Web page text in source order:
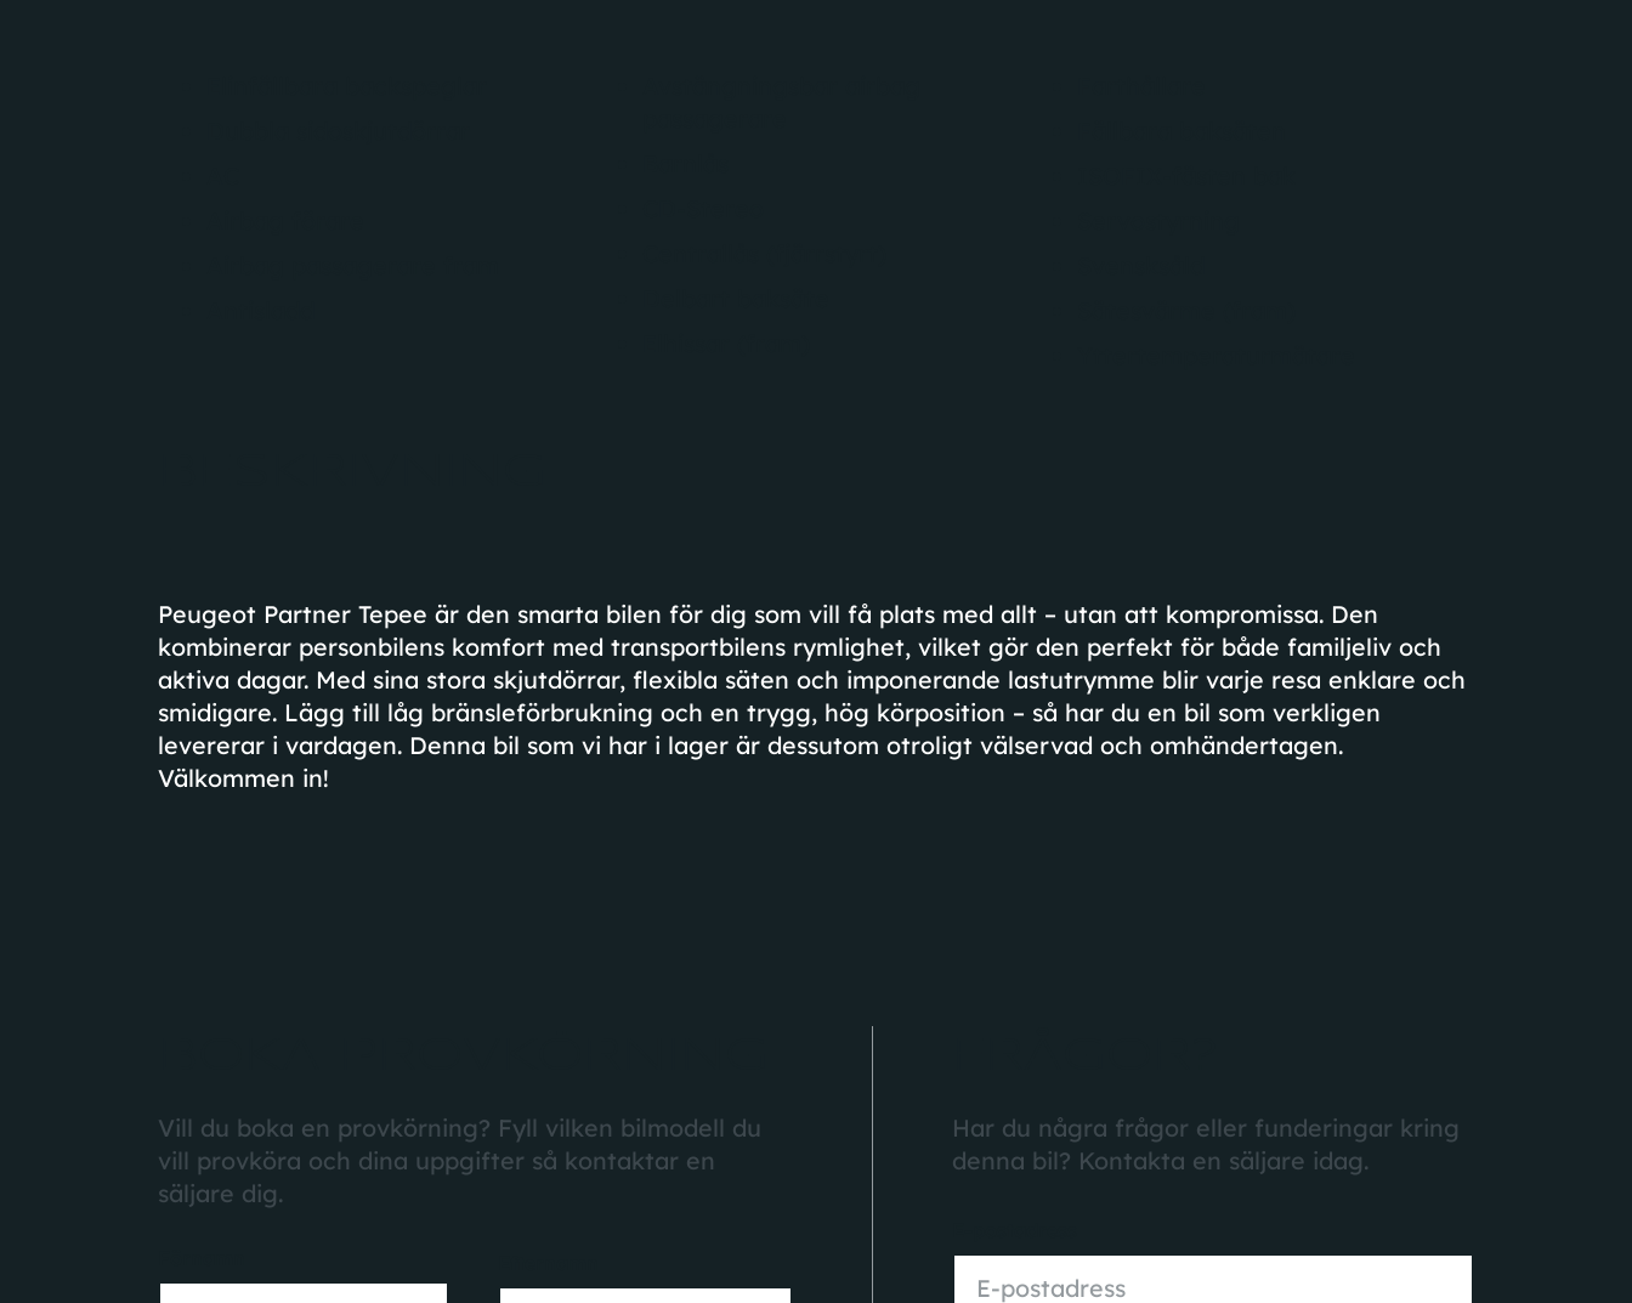
Peugeot Partner Tepee är den smarta bilen för dig som vill få plats med allt – utan att kompromissa. Den
kombinerar personbilens komfort med transportbilens rymlighet, vilket gör den perfekt för både familjeliv och
aktiva dagar. Med sina stora skjutdörrar, flexibla säten och imponerande lastutrymme blir varje resa enklare och
smidigare. Lägg till låg bränsleförbrukning och en trygg, hög körposition – så har du en bil som verkligen
levererar i vardagen. Denna bil som vi har i lager är dessutom otroligt välservad och omhändertagen.
Välkommen in!
Vill du boka en provkörning? Fyll vilken bilmodell du
vill provköra och dina uppgifter så kontaktar en
säljare dig.
Har du några frågor eller funderingar kring
denna bil? Kontakta en säljare idag.